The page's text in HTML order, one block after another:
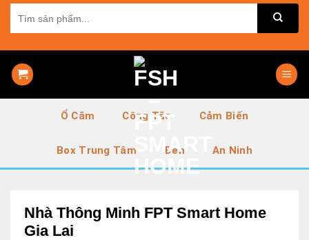
kiếm:
Ổ Cắm Công Tắc Cảm Biến
Box Trung Tâm Đèn An Ninh
Nhà Thông Minh FPT Smart Home
Gia Lai